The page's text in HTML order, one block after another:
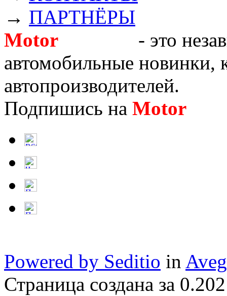
→ ПАРТНЁРЫ
Motor
- это
автомобильные новинки,
автопроизводителей.
Подпишись на Motor
Powered by Seditio in
Страница создана за